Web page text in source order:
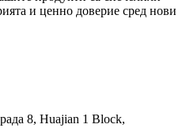
и ценно доверие сред нови
8, Huajian 1 Block,